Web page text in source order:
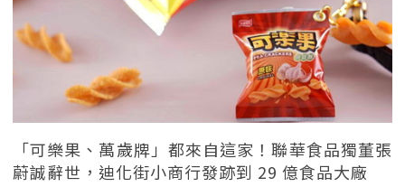
「可樂果、萬歲牌」都來自這家！聯華食品獨董張
蔚誠辭世，迪化街小商行發跡到 29 億食品大廠